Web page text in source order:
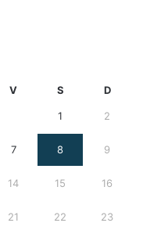
V S D
1 2
7 8 9
14 15 16
21 22 23